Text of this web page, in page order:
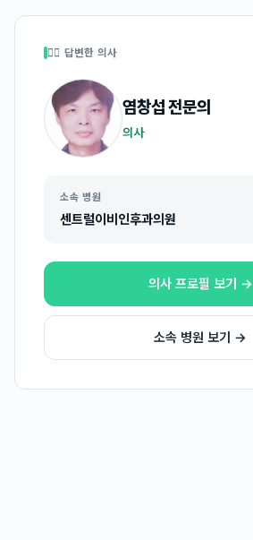
👩‍⚕️ 답변한 의사
염창섭전문의
의사
소속 병원
센트럴이비인후과의원
의사 프로필 보기 →
소속 병원 보기 →